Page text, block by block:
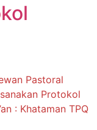
Pastoral
Protokol
: Khataman TPQ